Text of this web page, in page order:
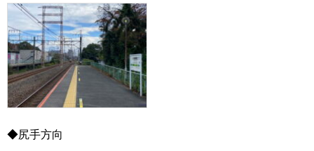
◆尻手方向